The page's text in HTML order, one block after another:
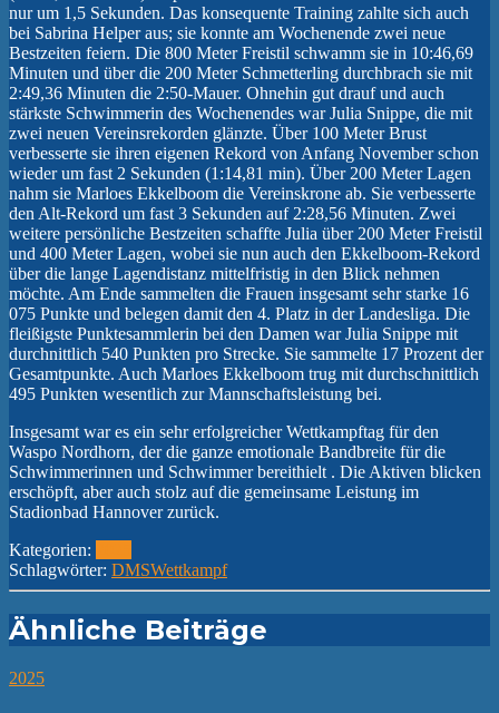
nur um 1,5 Sekunden. Das konsequente Training zahlte sich auch
bei Sabrina Helper aus; sie konnte am Wochenende zwei neue
Bestzeiten feiern. Die 800 Meter Freistil schwamm sie in 10:46,69
Minuten und über die 200 Meter Schmetterling durchbrach sie mit
2:49,36 Minuten die 2:50-Mauer. Ohnehin gut drauf und auch
stärkste Schwimmerin des Wochenendes war Julia Snippe, die mit
zwei neuen Vereinsrekorden glänzte. Über 100 Meter Brust
verbesserte sie ihren eigenen Rekord von Anfang November schon
wieder um fast 2 Sekunden (1:14,81 min). Über 200 Meter Lagen
nahm sie Marloes Ekkelboom die Vereinskrone ab. Sie verbesserte
den Alt-Rekord um fast 3 Sekunden auf 2:28,56 Minuten. Zwei
weitere persönliche Bestzeiten schaffte Julia über 200 Meter Freistil
und 400 Meter Lagen, wobei sie nun auch den Ekkelboom-Rekord
über die lange Lagendistanz mittelfristig in den Blick nehmen
möchte. Am Ende sammelten die Frauen insgesamt sehr starke 16
075 Punkte und belegen damit den 4. Platz in der Landesliga. Die
fleißigste Punktesammlerin bei den Damen war Julia Snippe mit
durchnittlich 540 Punkten pro Strecke. Sie sammelte 17 Prozent der
Gesamtpunkte. Auch Marloes Ekkelboom trug mit durchschnittlich
495 Punkten wesentlich zur Mannschaftsleistung bei.
Insgesamt war es ein sehr erfolgreicher Wettkampftag für den
Waspo Nordhorn, der die ganze emotionale Bandbreite für die
Schwimmerinnen und Schwimmer bereithielt . Die Aktiven blicken
erschöpft, aber auch stolz auf die gemeinsame Leistung im
Stadionbad Hannover zurück.
Kategorien:
Schlagwörter: DMSWettkampf
Ähnliche Beiträge
2025